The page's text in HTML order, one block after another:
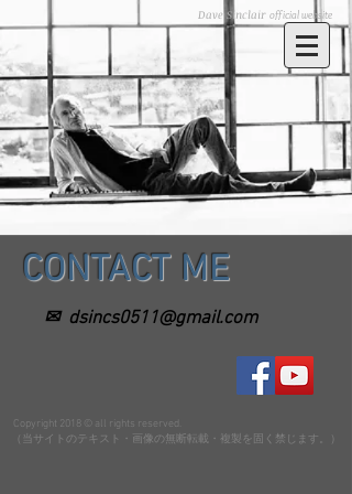
Dave Sinclair official website
CONTACT ME
✉ dsincs0511@gmail.com
Copyright 2018 © all rights reserved.
（当サイトのテキスト・画像の無断転載・複製を固く禁じます。）